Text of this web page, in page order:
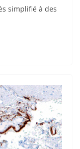
simplifié à des